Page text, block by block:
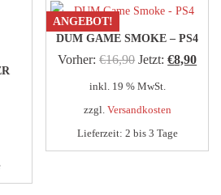
ANGEBOT!
DUM GAME SMOKE – PS4
Vorher: €16,90 Ursprünglicher
Preis
war:
€16,90
Jetzt: €8,90
inkl. 19 % MwSt.
zzgl. Versandkosten
Lieferzeit: 2 bis 3 Tage